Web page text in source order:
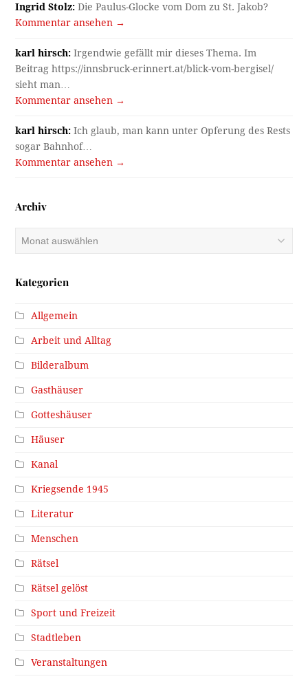
Ingrid Stolz: Die Paulus-Glocke vom Dom zu St. Jakob?
Kommentar ansehen →
karl hirsch: Irgendwie gefällt mir dieses Thema. Im
Beitrag https://innsbruck-erinnert.at/blick-vom-bergisel/
sieht man…
Kommentar ansehen →
karl hirsch: Ich glaub, man kann unter Opferung des Rests
sogar Bahnhof…
Kommentar ansehen →
Archiv
Kategorien
Allgemein
Arbeit und Alltag
Bilderalbum
Gasthäuser
Gotteshäuser
Häuser
Kanal
Kriegsende 1945
Literatur
Menschen
Rätsel
Rätsel gelöst
Sport und Freizeit
Stadtleben
Veranstaltungen